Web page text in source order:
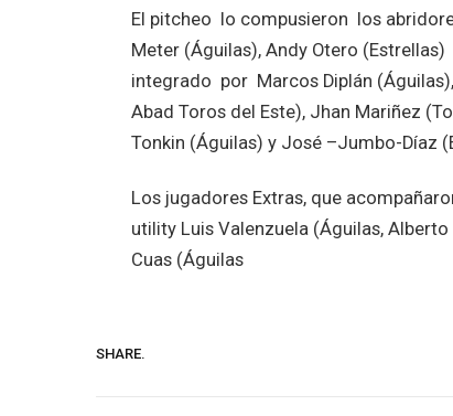
El pitcheo lo compusieron los
Meter (Águilas), Andy Otero
integrado por Marcos Diplán
Abad Toros del Este), Jhan Mariñez
Tonkin (Águilas) y José –Jumbo-Díaz
Los jugadores Extras, que
utility Luis Valenzuela (Águilas,
Cuas (Águilas
SHARE.